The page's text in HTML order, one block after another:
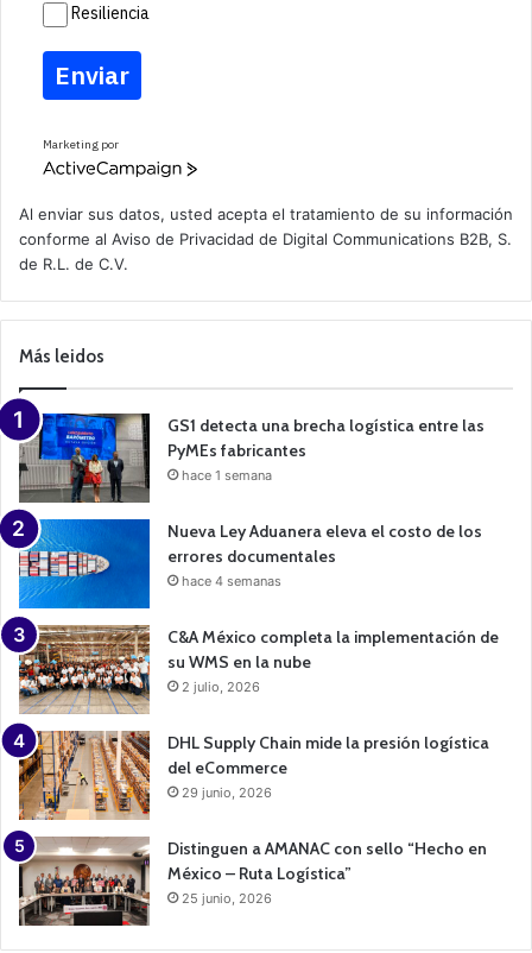
Resiliencia
Enviar
Marketing por
A
v
e
a
m
a
n
Al enviar sus datos, usted acepta el tratamiento de su información
conforme al Aviso de Privacidad de Digital Communications B2B, S.
de R.L. de C.V.
Más leidos
GS1 detecta una brecha logística entre las
PyMEs fabricantes
hace 1 semana
Nueva Ley Aduanera eleva el costo de los
errores documentales
hace 4 semanas
C&A México completa la implementación de
su WMS en la nube
2 julio, 2026
DHL Supply Chain mide la presión logística
del eCommerce
29 junio, 2026
Distinguen a AMANAC con sello “Hecho en
México – Ruta Logística”
25 junio, 2026